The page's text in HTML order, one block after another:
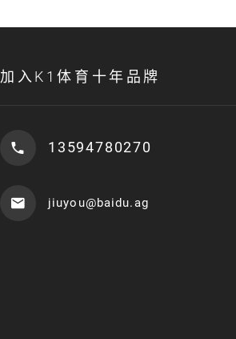
加入K1体育十年品牌
13594780270
jiuyou@baidu.ag